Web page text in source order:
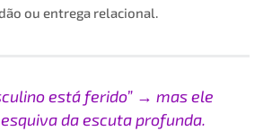
ou entrega relacional.
está ferido” → mas ele
da escuta profunda.